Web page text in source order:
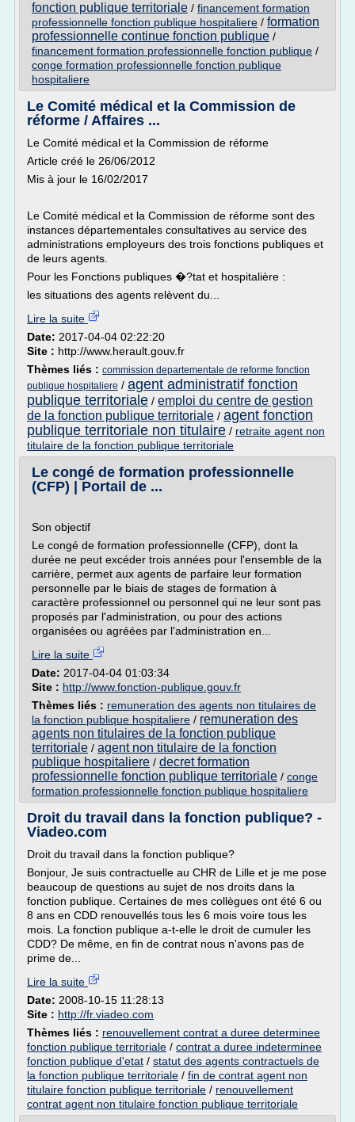
fonction publique territoriale / financement formation
professionnelle fonction publique hospitaliere / formation
professionnelle continue fonction publique /
financement formation professionnelle fonction publique /
conge formation professionnelle fonction publique
hospitaliere
Le Comité médical et la Commission de
réforme / Affaires ...
Le Comité médical et la Commission de réforme
Article créé le 26/06/2012
Mis à jour le 16/02/2017
Le Comité médical et la Commission de réforme sont des
instances départementales consultatives au service des
administrations employeurs des trois fonctions publiques et
de leurs agents.
Pour les Fonctions publiques �?tat et hospitalière :
les situations des agents relèvent du...
Lire la suite
Date: 2017-04-04 02:22:20
Site : http://www.herault.gouv.fr
Thèmes liés : commission departementale de reforme fonction
publique hospitaliere / agent administratif fonction
publique territoriale / emploi du centre de gestion
de la fonction publique territoriale / agent fonction
publique territoriale non titulaire / retraite agent non
titulaire de la fonction publique territoriale
Le congé de formation professionnelle
(CFP) | Portail de ...
Son objectif
Le congé de formation professionnelle (CFP), dont la
durée ne peut excéder trois années pour l'ensemble de la
carrière, permet aux agents de parfaire leur formation
personnelle par le biais de stages de formation à
caractère professionnel ou personnel qui ne leur sont pas
proposés par l'administration, ou pour des actions
organisées ou agréées par l'administration en...
Lire la suite
Date: 2017-04-04 01:03:34
Site : http://www.fonction-publique.gouv.fr
Thèmes liés : remuneration des agents non titulaires de
la fonction publique hospitaliere / remuneration des
agents non titulaires de la fonction publique
territoriale / agent non titulaire de la fonction
publique hospitaliere / decret formation
professionnelle fonction publique territoriale / conge
formation professionnelle fonction publique hospitaliere
Droit du travail dans la fonction publique? -
Viadeo.com
Droit du travail dans la fonction publique?
Bonjour, Je suis contractuelle au CHR de Lille et je me pose
beaucoup de questions au sujet de nos droits dans la
fonction publique. Certaines de mes collègues ont été 6 ou
8 ans en CDD renouvellés tous les 6 mois voire tous les
mois. La fonction publique a-t-elle le droit de cumuler les
CDD? De même, en fin de contrat nous n'avons pas de
prime de...
Lire la suite
Date: 2008-10-15 11:28:13
Site : http://fr.viadeo.com
Thèmes liés : renouvellement contrat a duree determinee
fonction publique territoriale / contrat a duree indeterminee
fonction publique d'etat / statut des agents contractuels de
la fonction publique territoriale / fin de contrat agent non
titulaire fonction publique territoriale / renouvellement
contrat agent non titulaire fonction publique territoriale